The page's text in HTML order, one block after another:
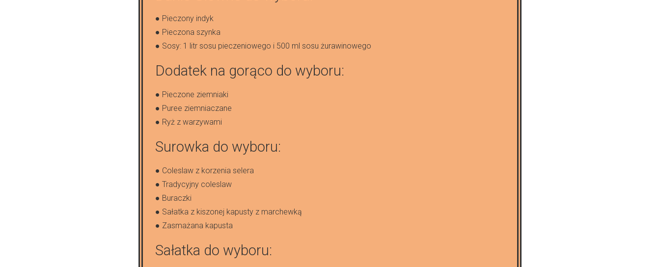
● Pieczony indyk
● Pieczona szynka
● Sosy: 1 litr sosu pieczeniowego i 500 ml sosu żurawinowego
Dodatek na gorąco do wyboru:
● Pieczone ziemniaki
● Puree ziemniaczane
● Ryż z warzywami
Surowka do wyboru:
● Coleslaw z korzenia selera
● Tradycyjny coleslaw
● Buraczki
● Sałatka z kiszonej kapusty z marchewką
● Zasmażana kapusta
Sałatka do wyboru: